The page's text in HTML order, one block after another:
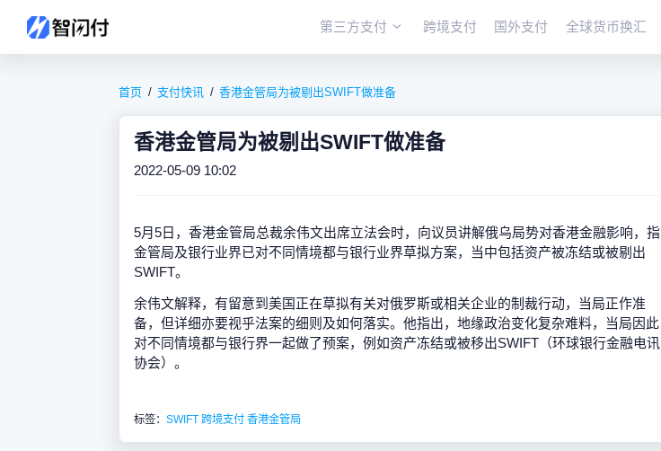
第三方支付 跨境支付 国外支付 全球货币换汇
首页 支付快讯 香港金管局为被剔出SWIFT做准备
香港金管局为被剔出SWIFT做准备
2022-05-09 10:02
5月5日，香港金管局总裁余伟文出席立法会时，向议员讲解俄乌局势对香港金融影响，指
金管局及银行业界已对不同情境都与银行业界草拟方案，当中包括资产被冻结或被剔出
SWIFT。
余伟文解释，有留意到美国正在草拟有关对俄罗斯或相关企业的制裁行动，当局正作准
备，但详细亦要视乎法案的细则及如何落实。他指出，地缘政治变化复杂难料，当局因此
对不同情境都与银行界一起做了预案，例如资产冻结或被移出SWIFT（环球银行金融电讯
协会）。
标签：SWIFT 跨境支付 香港金管局